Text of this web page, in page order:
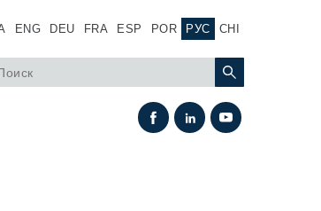
ENG DEU FRA ESP POR РУС CHI